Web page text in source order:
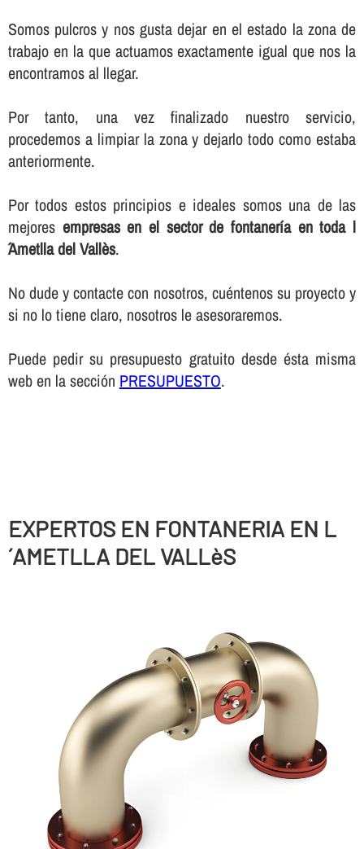
Somos pulcros y nos gusta dejar en el estado la zona de
trabajo en la que actuamos exactamente igual que nos la
encontramos al llegar.
Por tanto, una vez finalizado nuestro servicio,
procedemos a limpiar la zona y dejarlo todo como estaba
anteriormente.
Por todos estos principios e ideales somos una de las
mejores empresas en el sector de fontanerí­a en toda l
´Ametlla del Vallès.
No dude y contacte con nosotros, cuéntenos su proyecto y
si no lo tiene claro, nosotros le asesoraremos.
Puede pedir su presupuesto gratuito desde ésta misma
web en la sección PRESUPUESTO.
EXPERTOS EN FONTANERIA EN L
´AMETLLA DEL VALLèS